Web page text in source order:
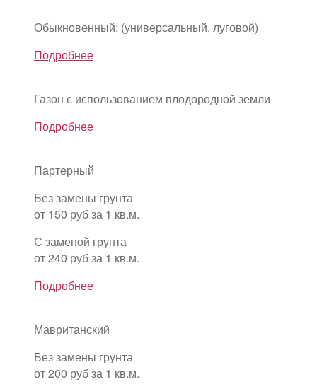
Обыкновенный: (универсальный, луговой)
Подробнее
Газон с использованием плодородной земли
Подробнее
Партерный
Без замены грунта
от 150 руб за 1 кв.м.
С заменой грунта
от 240 руб за 1 кв.м.
Подробнее
Мавританский
Без замены грунта
от 200 руб за 1 кв.м.